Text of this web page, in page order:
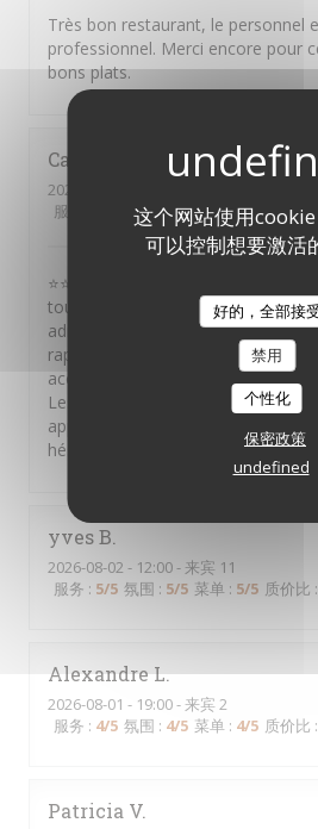
这个网站使用
可以控制想要激活
好的，全部接
禁用
个性化
保密政策
undefined
Très bon restaurant, le personnel
professionnel. Merci encore pour
bons plats.
Catina
2026-08-01
服务
氛围:5/5 菜单: 5/5 质价比:
⭐⭐⭐⭐⭐ Je recommande
tout près du Théâtre Mogador,
adresse avant ou après un
rapide, efficace et de grande
accueillante, attentive et tout est
Les plats sont très bons et le
appréciable. Une adresse que je
hésiter !
yvesB
2026-08-02 - 12:00 - 来宾 11
服务 : 5/5 氛围 : 5/5 菜单 : 5/5 质价比 :
AlexandreL
2026-08-01 - 19:00 - 来宾 2
服务 : 4/5 氛围 : 4/5 菜单 : 4/5 质价比 :
Patricia V